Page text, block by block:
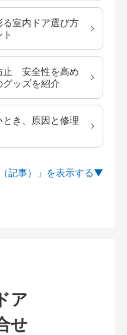
室内ドア選び方
止 安全性を高め
ッズを紹介
き、原因と修理
記事）」を
ア
せ